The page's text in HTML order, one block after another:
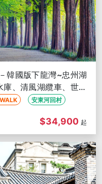
韓國版下龍灣~忠州湖
、清風湖纜車、世界
安東河回村
$34,900 起